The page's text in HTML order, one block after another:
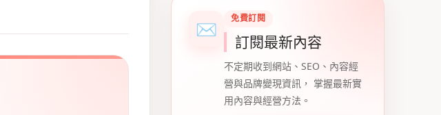
✉ 免費訂閱
訂閱最新內容
不定期收到網站、SEO、內容經
營與品牌變現資訊， 掌握最新實
用內容與經營方法。